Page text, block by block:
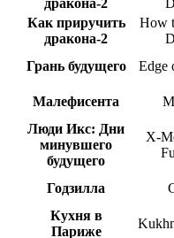
дракона-2
Как приручить
дракона-2
How
Грань будущего
Edge
Малефисента
Люди Икс: Дни
минувшего
будущего
X-
Годзилла
Кухня в
Париже